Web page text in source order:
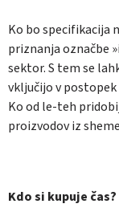
Ko bo
priznanja označbe
sektor. S tem se
vključijo v
Ko od le-teh
proizvodov iz
Kdo si kupuje čas?